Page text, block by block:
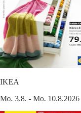
IKEA
Mo. 3.8. - Mo. 10.8.2026